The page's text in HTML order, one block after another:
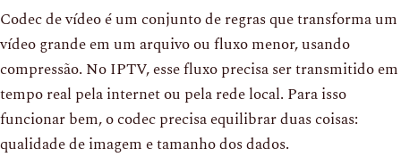
Codec de vídeo é um conjunto de regras que transforma um
vídeo grande em um arquivo ou fluxo menor, usando
compressão. No IPTV, esse fluxo precisa ser transmitido em
tempo real pela internet ou pela rede local. Para isso
funcionar bem, o codec precisa equilibrar duas coisas:
qualidade de imagem e tamanho dos dados.